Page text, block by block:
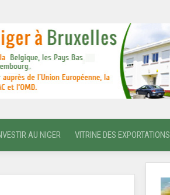
AU NIGER VITRINE DES EXPORTATIONS